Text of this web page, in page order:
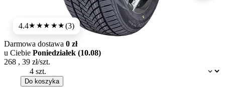
4.4★★★★★(3)
Dostępność:
Darmowa dostawa 0 zł
u Ciebie Poniedziałek (10.08)
268 , 39 zł/szt.
Do koszyka